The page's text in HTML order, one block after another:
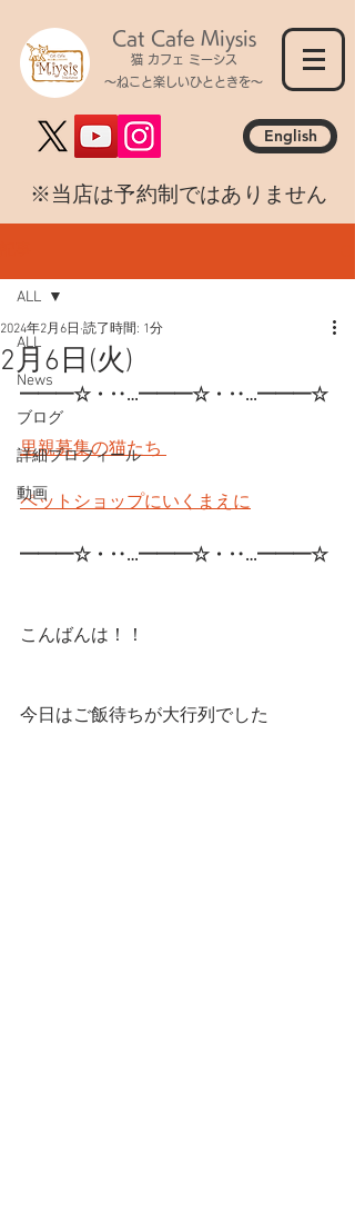
Cat Cafe Miysis
猫 カフェ ミーシス
～ねこと楽しいひとときを～
English
​※当店は予約制ではありません
ALL
News
ブログ
詳細プロフィール
動画
ALL
2月6日(火)
2024年2月6日 読了時間: 1分
━━━☆・‥…━━━☆・‥…━━━☆
里親募集の猫たち
ペットショップにいくまえに
━━━☆・‥…━━━☆・‥…━━━☆
こんばんは！！
今日はご飯待ちが大行列でした